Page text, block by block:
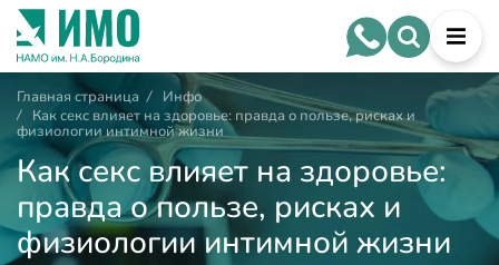
Главная страница /
Инфо
/
Как секс влияет на здоровье: правда о пользе, рисках и
физиологии интимной жизни
Как секс влияет на здоровье:
правда о пользе, рисках и
физиологии интимной жизни